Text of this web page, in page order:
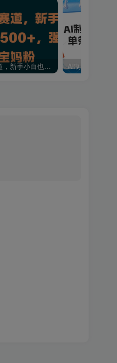
小红书漫画赛道，新手小白也可日入 500+，强势引爆宝妈粉